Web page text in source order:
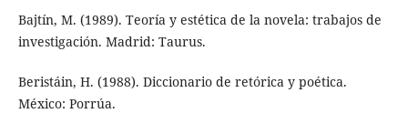
Bajtín, M. (1989). Teoría y estética de la novela: trabajos de
investigación. Madrid: Taurus.
Beristáin, H. (1988). Diccionario de retórica y poética.
México: Porrúa.